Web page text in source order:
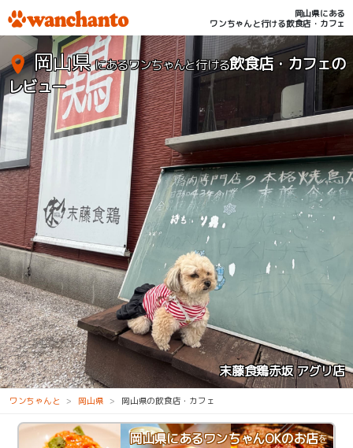
岡山県にある
ワンちゃんと行ける飲食店・カフェ
末藤食鶏赤坂 アグリ店
岡山県にあるワンちゃんと行ける飲食店・カフェの
レビュー
ワンちゃんと 岡山県 岡山県の飲食店・カフェ
岡山県にあるワンちゃんOKのお店を